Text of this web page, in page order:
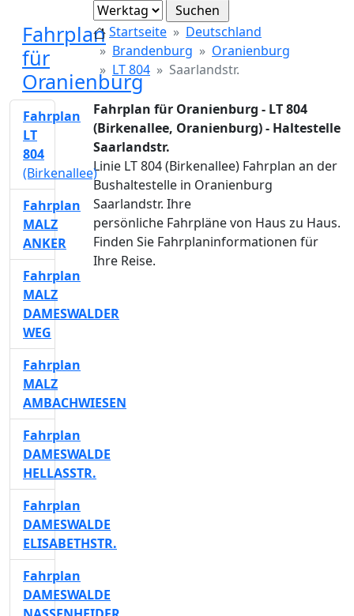
Fahrplan
für
Oranienburg
Startseite
Deutschland
Brandenburg
Oranienburg
LT 804
Saarlandstr.
Fahrplan für Oranienburg - LT 804
(Birkenallee, Oranienburg) - Haltestelle
Saarlandstr.
Linie LT 804 (Birkenallee) Fahrplan an der
Bushaltestelle in Oranienburg
Saarlandstr. Ihre
persönliche Fahrpläne von Haus zu Haus.
Finden Sie Fahrplaninformationen für
Ihre Reise.
Fahrplan
LT
804
(Birkenallee)
Fahrplan
MALZ
ANKER
Fahrplan
MALZ
DAMESWALDER
WEG
Fahrplan
MALZ
AMBACHWIESEN
Fahrplan
DAMESWALDE
HELLASSTR.
Fahrplan
DAMESWALDE
ELISABETHSTR.
Fahrplan
DAMESWALDE